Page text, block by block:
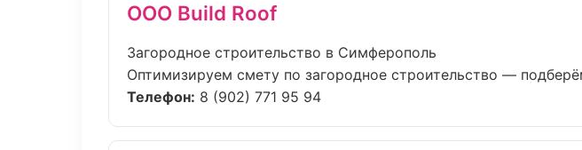
ООО Build Roof
Загородное строительство в Симферополь
Оптимизируем смету по загородное строительство —
Телефон: 8 (902) 771 95 94